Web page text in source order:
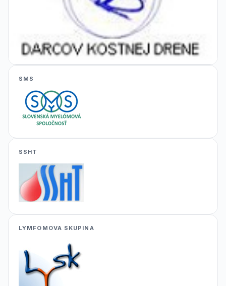
SMS
SSHT
LYMFOMOVA SKUPINA